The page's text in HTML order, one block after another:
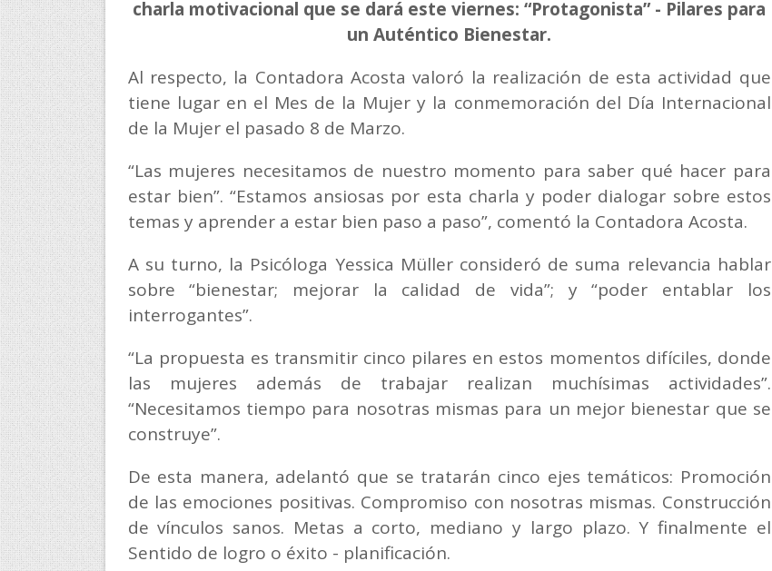
charla motivacional que se dará este viernes: “Protagonista” - Pilares para
un Auténtico Bienestar.
Al respecto, la Contadora Acosta valoró la realización de esta actividad que
tiene lugar en el Mes de la Mujer y la conmemoración del Día Internacional
de la Mujer el pasado 8 de Marzo.
“Las mujeres necesitamos de nuestro momento para saber qué hacer para
estar bien”. “Estamos ansiosas por esta charla y poder dialogar sobre estos
temas y aprender a estar bien paso a paso”, comentó la Contadora Acosta.
A su turno, la Psicóloga Yessica Müller consideró de suma relevancia hablar
sobre “bienestar; mejorar la calidad de vida”; y “poder entablar los
interrogantes”.
“La propuesta es transmitir cinco pilares en estos momentos difíciles, donde
las mujeres además de trabajar realizan muchísimas actividades”.
“Necesitamos tiempo para nosotras mismas para un mejor bienestar que se
construye”.
De esta manera, adelantó que se tratarán cinco ejes temáticos: Promoción
de las emociones positivas. Compromiso con nosotras mismas. Construcción
de vínculos sanos. Metas a corto, mediano y largo plazo. Y finalmente el
Sentido de logro o éxito - planificación.